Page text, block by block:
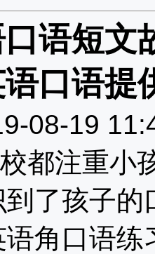
语短文
口语提
08-19
都注重小
了孩子
角口语